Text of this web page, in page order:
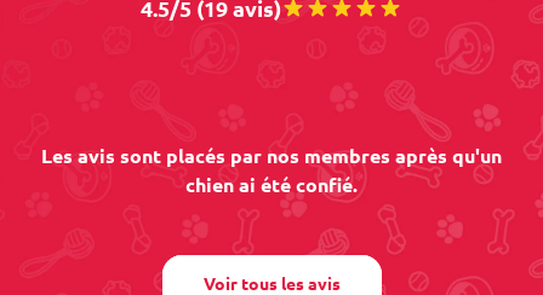
4.5/5 (19 avis)
Les avis sont placés par nos membres après qu'un
chien ai été confié.
Voir tous les avis